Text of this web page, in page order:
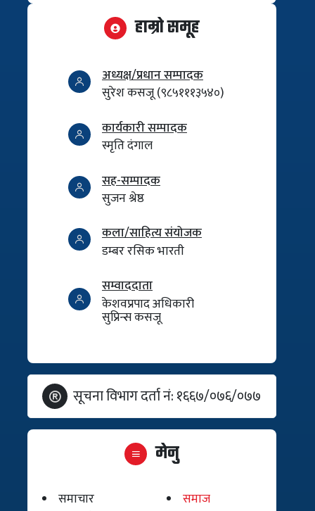
हाम्रो समूह
अध्यक्ष/प्रधान सम्पादक
सुरेश कसजू (९८५१११३५४०)
कार्यकारी सम्पादक
स्मृति दंगाल
सह-सम्पादक
सुजन श्रेष्ठ
कला/साहित्य संयोजक
डम्बर रसिक भारती
सम्वाददाता
केशवप्रपाद अधिकारी
सुप्रिन्स कसजू
सूचना विभाग दर्ता नं: १६६७/०७६/०७७
मेनु
समाचार
समाज